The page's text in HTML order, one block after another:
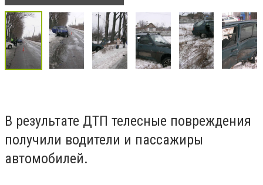
В результате ДТП телесные повреждения
получили водители и пассажиры
автомобилей.